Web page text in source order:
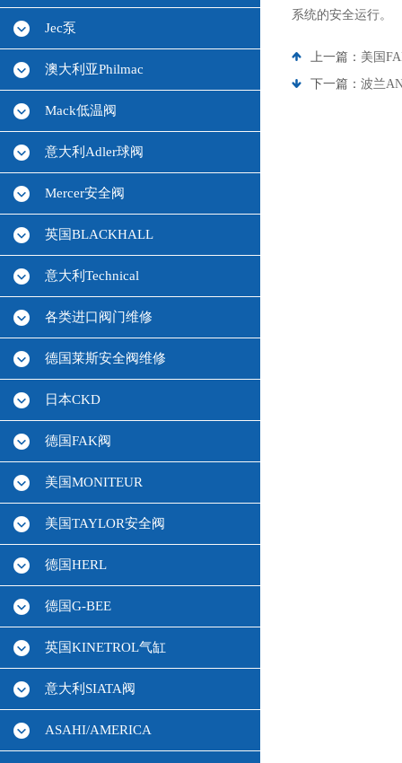
Jec泵
澳大利亚Philmac
Mack低温阀
意大利Adler球阀
Mercer安全阀
英国BLACKHALL
意大利Technical
各类进口阀门维修
德国莱斯安全阀维修
日本CKD
德国FAK阀
美国MONITEUR
美国TAYLOR安全阀
德国HERL
德国G-BEE
英国KINETROL气缸
意大利SIATA阀
ASAHI/AMERICA
系统的安全运行。
上一篇： 美国
下一篇： 波兰